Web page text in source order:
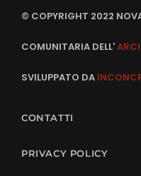
© COPYRIGHT 2022
COMUNITARIA DELL'
SVILUPPATO DA
CONTATTI
PRIVACY POLICY